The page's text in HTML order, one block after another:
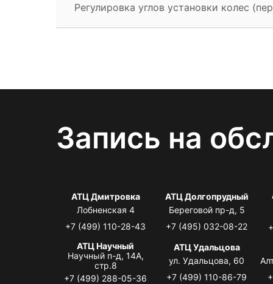
Регулировка углов установки колес
Запись на
АТЦ Дмитровка
Лобненская 4
+7 (499) 110-28-43
АТЦ Долгопрудный
Береговой пр-д, 5
+7 (495) 032-08-22
АТЦ Научный
Научный п-д, 14А,
стр.8
+7 (499) 288-05-36
АТЦ Удальцова
ул. Удальцова, 60
+7 (499) 110-86-79